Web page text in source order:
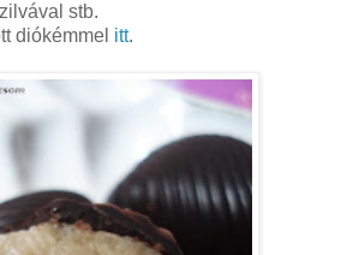
stb.
diókémmel itt.